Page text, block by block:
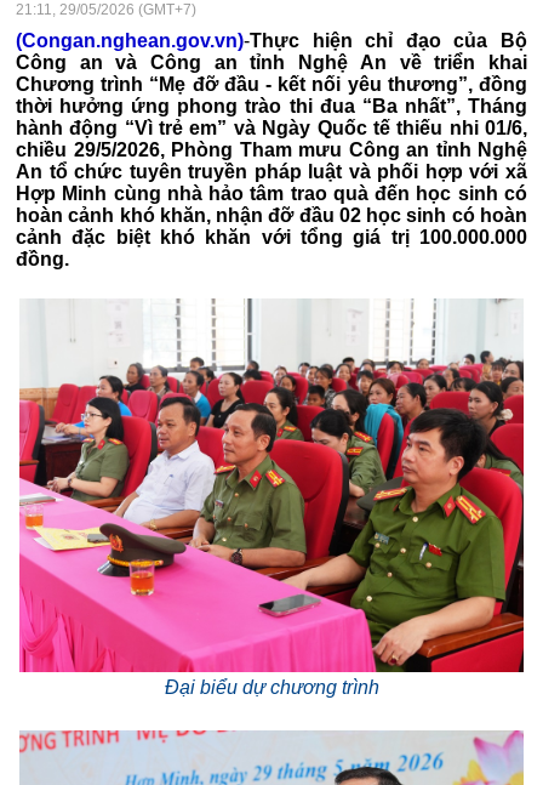
21:11, 29/05/2026 (GMT+7)
(Congan.nghean.gov.vn)-Thực hiện chỉ đạo của Bộ
Công an và Công an tỉnh Nghệ An về triển khai
Chương trình “Mẹ đỡ đầu - kết nối yêu thương”, đồng
thời hưởng ứng phong trào thi đua “Ba nhất”, Tháng
hành động “Vì trẻ em” và Ngày Quốc tế thiếu nhi 01/6,
chiều 29/5/2026, Phòng Tham mưu Công an tỉnh Nghệ
An tổ chức tuyên truyền pháp luật và phối hợp với xã
Hợp Minh cùng nhà hảo tâm trao quà đến học sinh có
hoàn cảnh khó khăn, nhận đỡ đầu 02 học sinh có hoàn
cảnh đặc biệt khó khăn với tổng giá trị 100.000.000
đồng.
Đại biểu dự chương trình